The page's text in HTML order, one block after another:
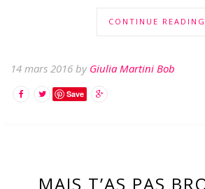
CONTINUE READING
14 mars 2016 by Giulia Martini Bob
Save
MAIS T’AS PAS